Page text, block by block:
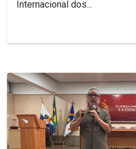
Internacional dos...